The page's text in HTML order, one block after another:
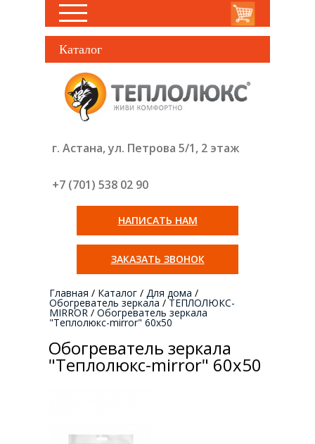
Каталог
г. Астана, ул. Петрова 5/1, 2 этаж
+7 (701) 538 02 90
НАПИСАТЬ НАМ
ЗАКАЗАТЬ ЗВОНОК
Главная / Каталог / Для дома /
Обогреватель зеркала / ТЕПЛОЛЮКС-
MIRROR / Обогреватель зеркала
"Теплолюкс-mirror" 60х50
Обогреватель зеркала
"Теплолюкс-mirror" 60х50